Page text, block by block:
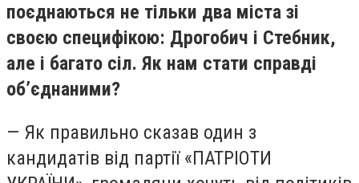
поєднаються не тільки два міста зі
своєю специфікою: Дрогобич і Стебник,
але і багато сіл. Як нам стати справді
об’єднаними?
— Як правильно сказав один з
кандидатів від партії «ПАТРІОТИ